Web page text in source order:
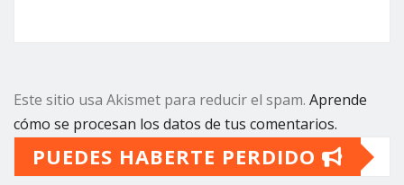
Este sitio usa Akismet para reducir el spam. Aprende
cómo se procesan los datos de tus comentarios.
PUEDES HABERTE PERDIDO